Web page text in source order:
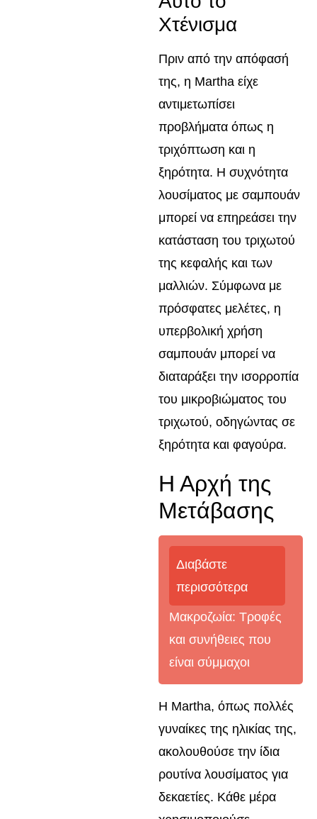
Χτένισμα
Πριν από την απόφασή
της, η Martha είχε
αντιμετωπίσει
προβλήματα όπως η
τριχόπτωση και η
ξηρότητα. Η συχνότητα
λουσίματος με σαμπουάν
μπορεί να επηρεάσει την
κατάσταση του τριχωτού
της κεφαλής και των
μαλλιών. Σύμφωνα με
πρόσφατες μελέτες, η
υπερβολική χρήση
σαμπουάν μπορεί να
διαταράξει την ισορροπία
του μικροβιώματος του
τριχωτού, οδηγώντας σε
ξηρότητα και φαγούρα.
Η Αρχή της
Μετάβασης
Διαβάστε
περισσότερα
Μακροζωία: Τροφές
και συνήθειες που
είναι σύμμαχοι
Η Martha, όπως πολλές
γυναίκες της ηλικίας της,
ακολουθούσε την ίδια
ρουτίνα λουσίματος για
δεκαετίες. Κάθε μέρα